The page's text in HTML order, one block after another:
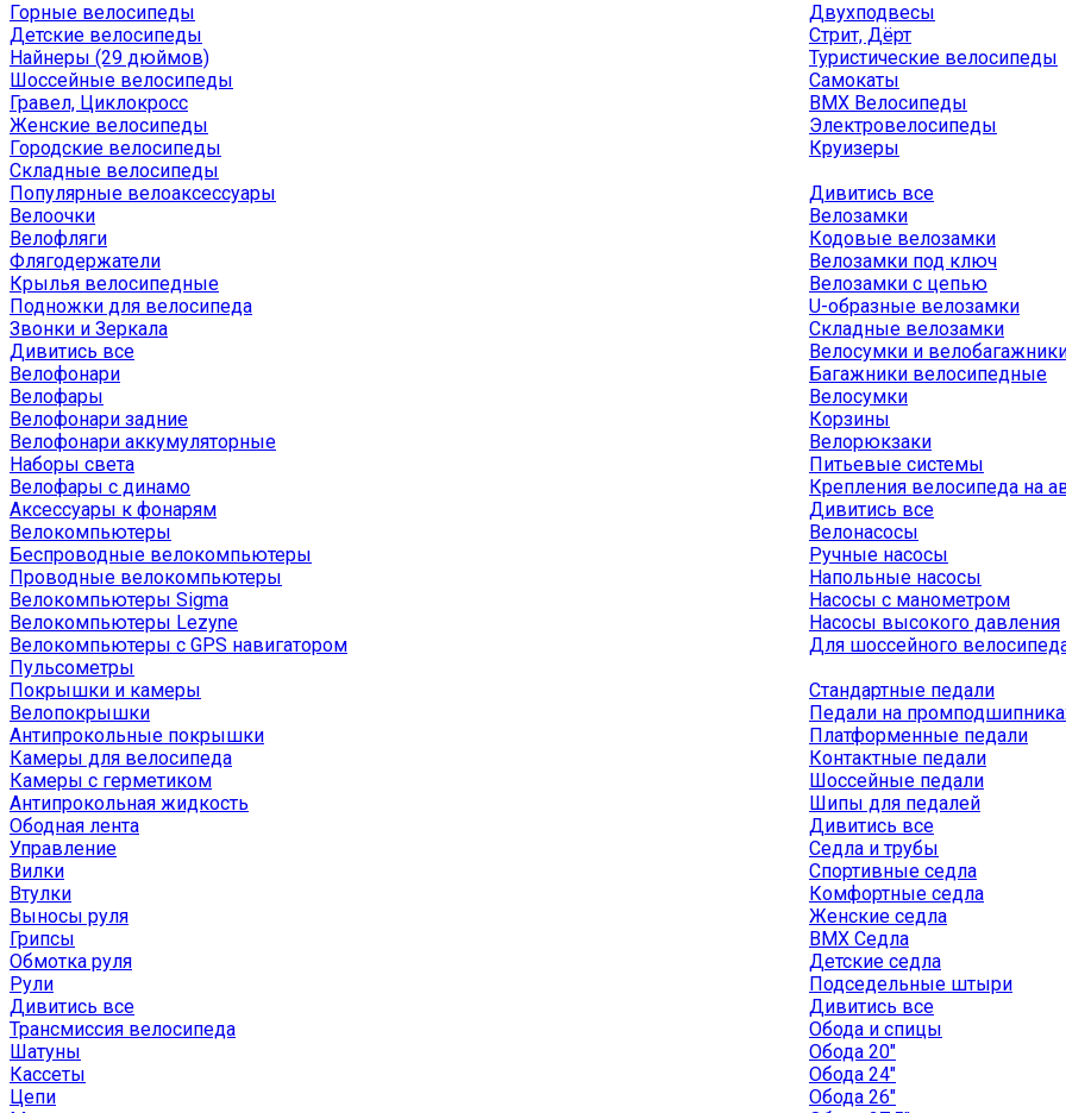
Горные велосипеды
Детские велосипеды
Найнеры (29 дюймов)
Шоссейные велосипеды
Гравел, Циклокросс
Женские велосипеды
Городcкие велосипеды
Складные велосипеды
Двухподвесы
Стрит, Дёрт
Туристические велосипеды
Самокаты
BMX Велосипеды
Электровелосипеды
Круизеры
Популярные велоаксессуары
Велоочки
Велофляги
Флягодержатели
Крылья велосипедные
Подножки для велосипеда
Звонки и Зеркала
Дивитись все
Велофонари
Велофары
Велофонари задние
Велофонари аккумуляторные
Наборы света
Велофары с динамо
Аксессуары к фонарям
Велокомпьютеры
Беспроводные велокомпьютеры
Проводные велокомпьютеры
Велокомпьютеры Sigma
Велокомпьютеры Lezyne
Велокомпьютеры с GPS навигатором
Пульсометры
Дивитись все
Велозамки
Кодовые велозамки
Велозамки под ключ
Велозамки с цепью
U-образные велозамки
Складные велозамки
Велосумки и
Багажники велосипедные
Велосумки
Корзины
Велорюкзаки
Питьевые системы
Крепления велосипеда на
Дивитись все
Велонасосы
Ручные насосы
Напольные насосы
Насосы с манометром
Насосы высокого давления
Для шоссейного
Покрышки и камеры
Велопокрышки
Антипрокольные покрышки
Камеры для велосипеда
Камеры с герметиком
Антипрокольная жидкость
Ободная лента
Управление
Вилки
Втулки
Выносы руля
Грипсы
Обмотка руля
Рули
Дивитись все
Трансмиссия велосипеда
Шатуны
Кассеты
Цепи
Стандартные педали
Педали на
Платформенные педали
Контактные педали
Шоссейные педали
Шипы для педалей
Дивитись все
Седла и трубы
Спортивные седла
Комфортные седла
Женские седла
BMX Седла
Детские седла
Подседельные штыри
Дивитись все
Обода и спицы
Обода 20"
Обода 24"
Обода 26"